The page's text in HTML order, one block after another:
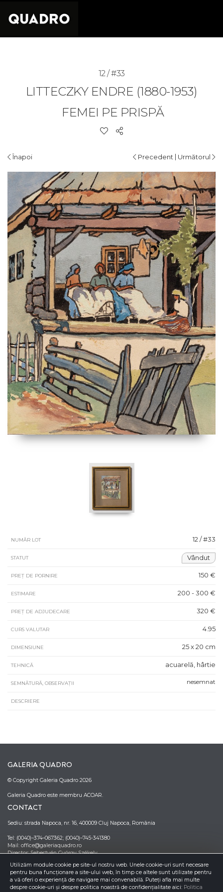
12 / #33
LITTECZKY ENDRE (1880-1953)
FEMEI PE PRISPĂ
Înapoi Precedent | Următorul
NUMĂR LOT 12 / #33
STATUT Vândut
PREȚ DE PORNIRE 150 €
ESTIMARE 200 - 300 €
PREȚ DE ADJUDECARE 320 €
CURS VALUTAR 4.95
DIMENSIUNE 25 x 20 cm
TEHNICĂ acuarelă, hârtie
SEMNĂTURĂ, OBSERVAȚII nesemnat
DESCRIERE
GALERIA QUADRO
© Copyright Galeria Quadro 2026
Galeria Quadro este membru ACOAR.
CONTACT
Sediu: strada Napoca, nr. 16, 400009 Cluj Napoca, România
Tel: (0040)–374–067362; (0040)–745-341380
Mail: office@galeriaquadro.ro
Director: Sebestyén György Székely
NEWSLETTER
Utilizăm module cookie pe site-ul nostru web. Unele cookie-uri sunt necesare
pentru buna funcționare a site-ului web, în timp ce altele sunt utilizate pentru
a vă oferi o experiență de navigare mai convenabilă. Puteți afla mai multe
despre cookie-uri și despre politica noastră de confidențialitate aici: Politica